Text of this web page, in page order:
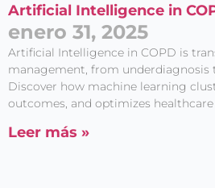
Artificial Intelligence in
enero 31, 2025
Artificial Intelligence in COPD is
management, from
Discover how machine learning
outcomes, and optimizes healthcare
Leer más »